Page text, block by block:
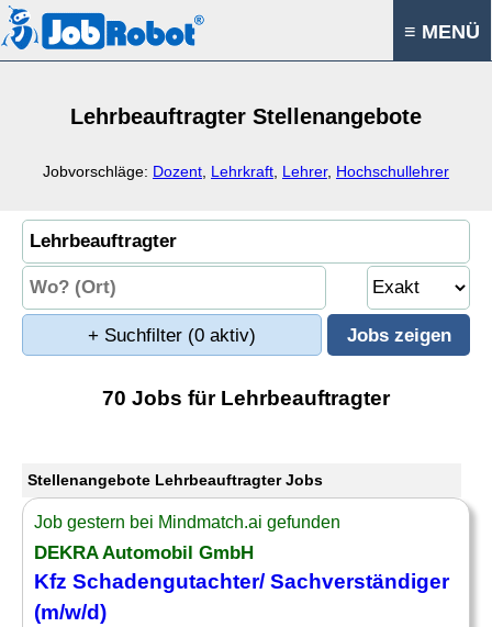
≡ MENÜ
Lehrbeauftragter Stellenangebote
Jobvorschläge: Dozent Lehrkraft Lehrer, Hochschullehrer
+ Suchfilter (0 aktiv)
70 Jobs für Lehrbeauftragter
Stellenangebote Lehrbeauftragter Jobs
Job gestern bei Mindmatch.ai gefunden
DEKRA Automobil GmbH
Kfz Schadengutachter/ Sachverständiger
(m/w/d)